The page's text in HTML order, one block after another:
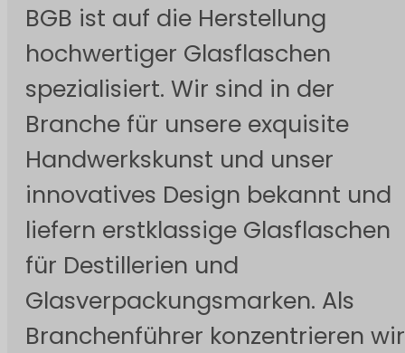
BGB ist auf die Herstellung
hochwertiger Glasflaschen
spezialisiert. Wir sind in der
Branche für unsere exquisite
Handwerkskunst und unser
innovatives Design bekannt und
liefern erstklassige Glasflaschen
für Destillerien und
Glasverpackungsmarken. Als
Branchenführer konzentrieren wir